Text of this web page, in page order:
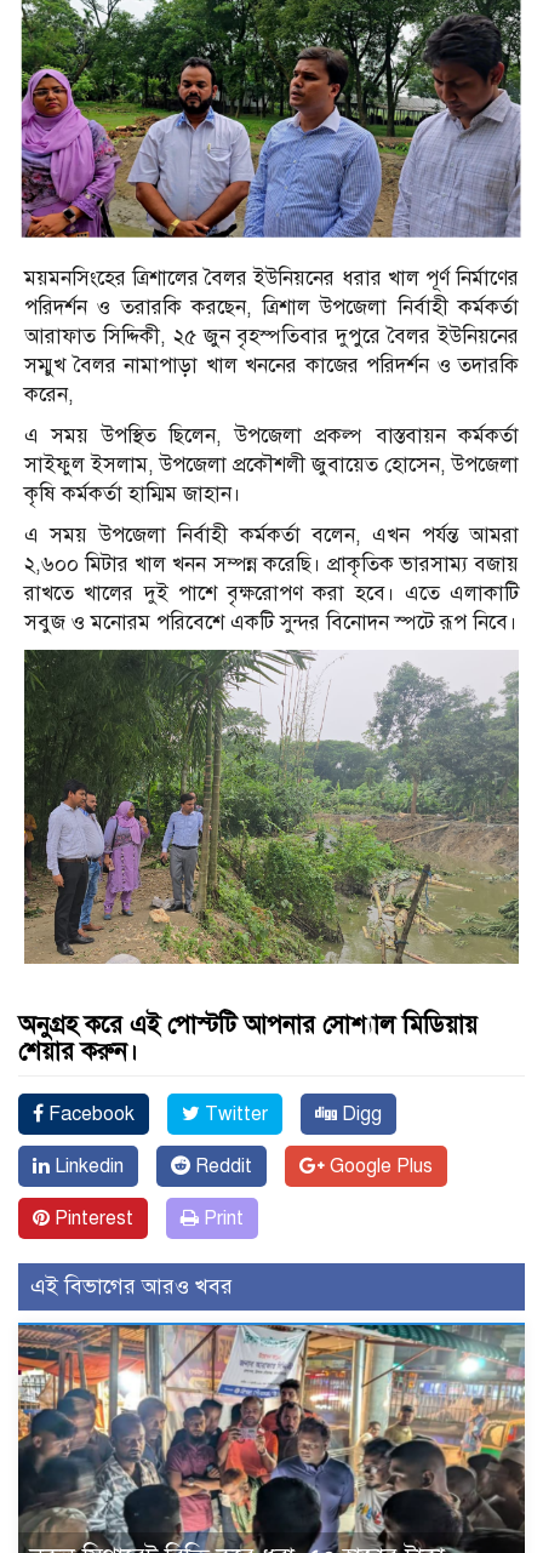
ময়মনসিংহের ত্রিশালের বৈলর ইউনিয়নের ধরার খাল পূর্ণ নির্মাণের
পরিদর্শন ও তরারকি করছেন, ত্রিশাল উপজেলা নির্বাহী কর্মকর্তা
আরাফাত সিদ্দিকী, ২৫ জুন বৃহস্পতিবার দুপুরে বৈলর ইউনিয়নের
সম্মুখ বৈলর নামাপাড়া খাল খননের কাজের পরিদর্শন ও তদারকি
করেন,
এ সময় উপস্থিত ছিলেন, উপজেলা প্রকল্প বাস্তবায়ন কর্মকর্তা
সাইফুল ইসলাম, উপজেলা প্রকৌশলী জুবায়েত হোসেন, উপজেলা
কৃষি কর্মকর্তা হাম্মিম জাহান।
এ সময় উপজেলা নির্বাহী কর্মকর্তা বলেন, এখন পর্যন্ত আমরা
২,৬০০ মিটার খাল খনন সম্পন্ন করেছি। প্রাকৃতিক ভারসাম্য বজায়
রাখতে খালের দুই পাশে বৃক্ষরোপণ করা হবে। এতে এলাকাটি
সবুজ ও মনোরম পরিবেশে একটি সুন্দর বিনোদন স্পটে রূপ নিবে।
অনুগ্রহ করে এই পোস্টটি আপনার সোশ্যাল মিডিয়ায়
শেয়ার করুন।
Facebook Twitter Digg
Linkedin Reddit Google Plus
Pinterest Print
এই বিভাগের আরও খবর